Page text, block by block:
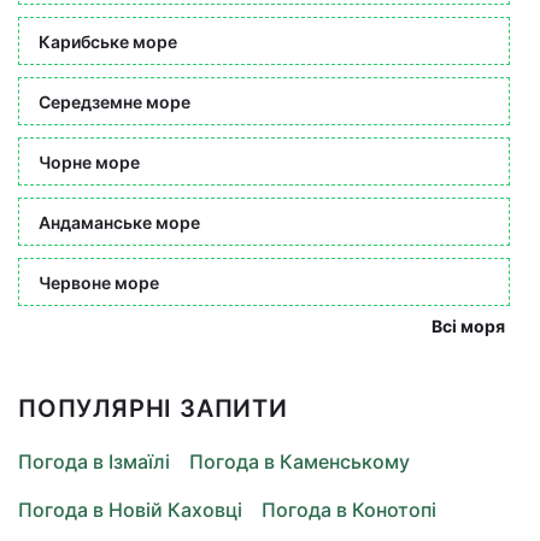
Карибське море
Середземне море
Чорне море
Андаманське море
Червоне море
Всі моря
ПОПУЛЯРНІ ЗАПИТИ
Погода в Ізмаїлі
Погода в Каменському
Погода в Новій Каховці
Погода в Конотопі